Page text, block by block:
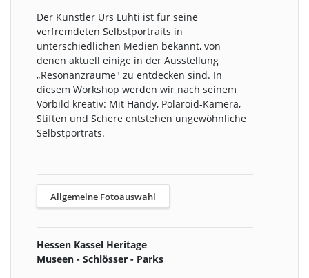
Der Künstler Urs Lühti ist für seine
verfremdeten Selbstportraits in
unterschiedlichen Medien bekannt, von
denen aktuell einige in der Ausstellung
„Resonanzräume" zu entdecken sind. In
diesem Workshop werden wir nach seinem
Vorbild kreativ: Mit Handy, Polaroid-Kamera,
Stiften und Schere entstehen ungewöhnliche
Selbstporträts.
Allgemeine Fotoauswahl
Hessen Kassel Heritage
Museen - Schlösser - Parks